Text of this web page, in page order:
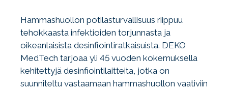
Hammashuollon potilasturvallisuus riippuu
tehokkaasta infektioiden torjunnasta ja
oikeanlaisista desinfiointiratkaisuista. DEKO
MedTech tarjoaa yli 45 vuoden kokemuksella
kehitettyjä desinfiointilaitteita, jotka on
suunniteltu vastaamaan hammashuollon vaativiin